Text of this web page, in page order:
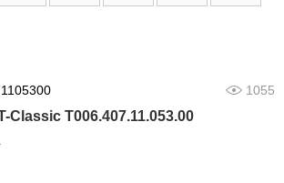
1055
Classic T006.407.11.053.00